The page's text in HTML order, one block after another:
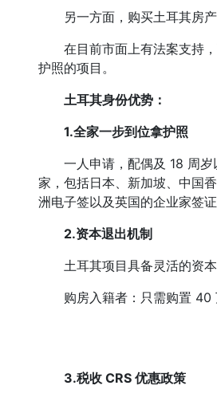
另一方面，购买土耳其房产
在目前市面上有法案支持，
护照的项目。
土耳其身份优势：
1.全家一步到位拿护照
一人申请，配偶及 18 周岁
家，包括日本、新加坡、中国
洲电子签以及英国的企业家签
2.资本退出机制
土耳其项目具备灵活的资本
购房入籍者：只需购置 40
3.税收 CRS 优惠政策